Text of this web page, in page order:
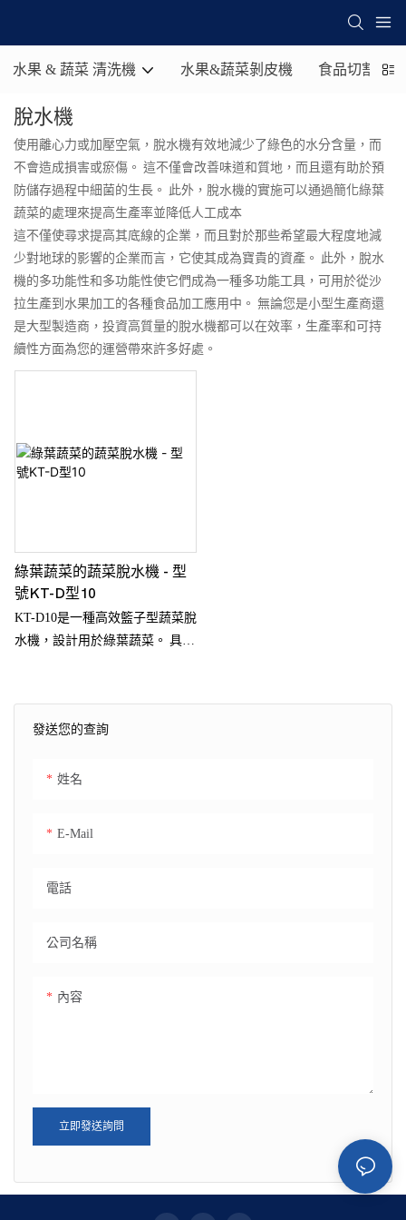
水果 & 蔬菜 清洗機 水果&蔬菜剝皮機 食品切割機
脫水機
使用離心力或加壓空氣，脫水機有效地減少了綠色的水分含量，而
不會造成損害或瘀傷。 這不僅會改善味道和質地，而且還有助於預
防儲存過程中細菌的生長。 此外，脫水機的實施可以通過簡化綠葉
蔬菜的處理來提高生產率並降低人工成本
這不僅使尋求提高其底線的企業，而且對於那些希望最大程度地減
少對地球的影響的企業而言，它使其成為寶貴的資產。 此外，脫水
機的多功能性和多功能性使它們成為一種多功能工具，可用於從沙
拉生產到水果加工的各種食品加工應用中。 無論您是小型生產商還
是大型製造商，投資高質量的脫水機都可以在效率，生產率和可持
續性方面為您的運營帶來許多好處。
發送您的查詢
姓名
E-Mail
電話
公司名稱
內容
立即發送詢問
綠葉蔬菜的蔬菜脫水機 - 型
號KT-D型10
KT-D10是一種高效籃子型蔬菜脫
水機，設計用於綠葉蔬菜。 具有